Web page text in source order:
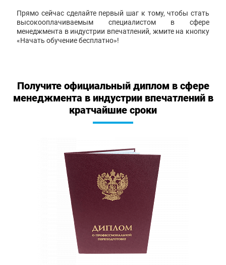
Прямо сейчас сделайте первый шаг к тому, чтобы стать
высокооплачиваемым специалистом в сфере
менеджмента в индустрии впечатлений, жмите на кнопку
«Начать обучение бесплатно»!
Получите официальный диплом в сфере
менеджмента в индустрии впечатлений в
кратчайшие сроки